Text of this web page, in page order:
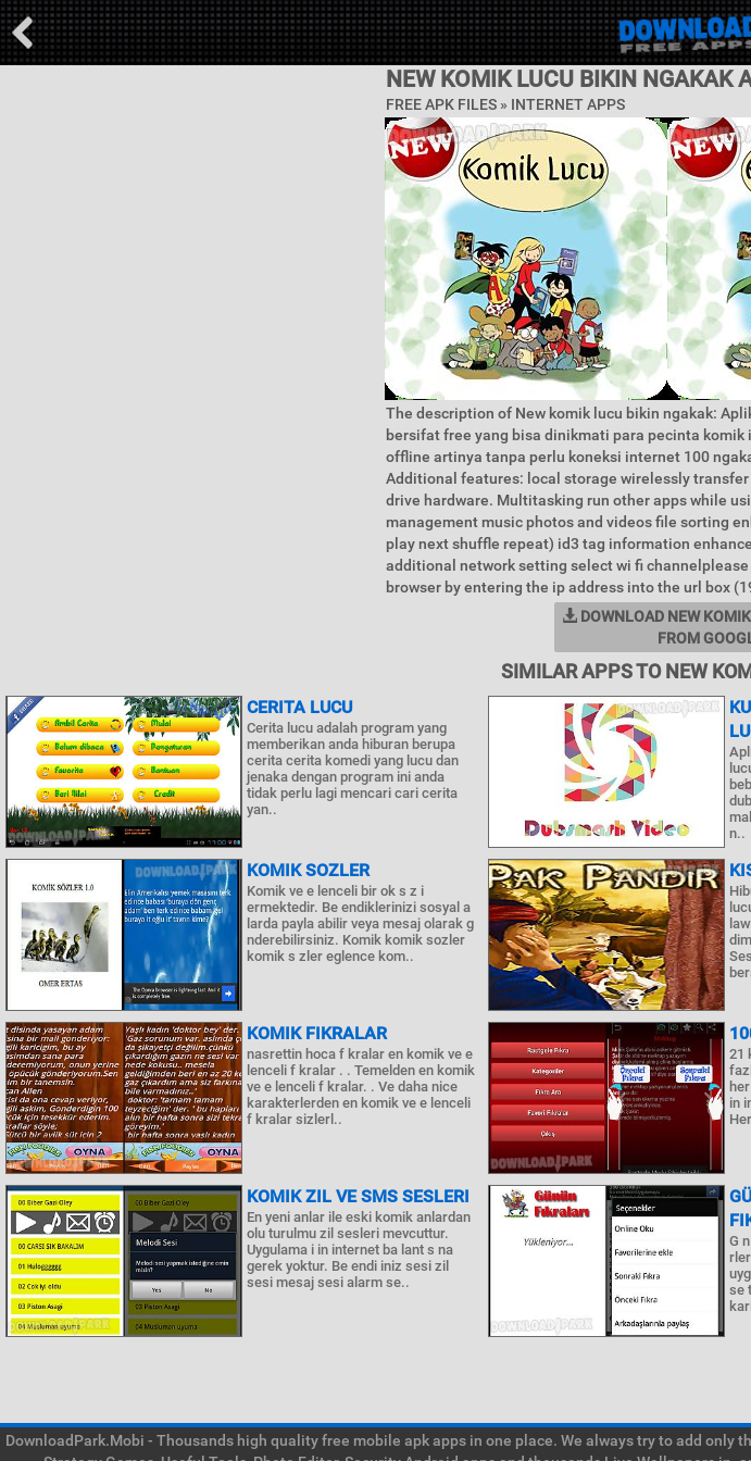
NEW KOMIK LUCU BIKIN NGAKAK
FREE APK FILES » INTERNET APPS
The description of New komik lucu bikin ngakak:
bersifat free yang bisa dinikmati para pecinta
offline artinya tanpa perlu koneksi internet 100
Additional features: local storage wirelessly
drive hardware. Multitasking run other apps while
management music photos and videos file sorting
play next shuffle repeat) id3 tag information
additional network setting select wi fi
browser by entering the ip address into the url box
DOWNLOAD NEW
FROM
SIMILAR APPS TO NEW
CERITA LUCU
Cerita lucu adalah program yang
memberikan anda hiburan berupa
cerita cerita komedi yang lucu dan
jenaka dengan program ini anda
tidak perlu lagi mencari cari cerita
yan..
n..
KOMIK SOZLER
Komik ve e lenceli bir ok s z i
ermektedir. Be endiklerinizi sosyal a
larda payla abilir veya mesaj olarak g
nderebilirsiniz. Komik komik sozler
komik s zler eglence kom..
KOMIK FIKRALAR
nasrettin hoca f kralar en komik ve e
lenceli f kralar . . Temelden en komik
ve e lenceli f kralar. . Ve daha nice
karakterlerden en komik ve e lenceli
f kralar sizlerl..
21
in
KOMIK ZIL VE SMS SESLERI
En yeni anlar ile eski komik anlardan
olu turulmu zil sesleri mevcuttur.
Uygulama i in internet ba lant s na
gerek yoktur. Be endi iniz sesi zil
sesi mesaj sesi alarm se..
G
se
DownloadPark.Mobi - Thousands high quality free mobile apk apps in one place. We always try to add